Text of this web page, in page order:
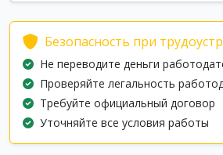
Безопасность при
Не переводите деньги
Проверяйте легальность
Требуйте официальный договор
Уточняйте все условия работы